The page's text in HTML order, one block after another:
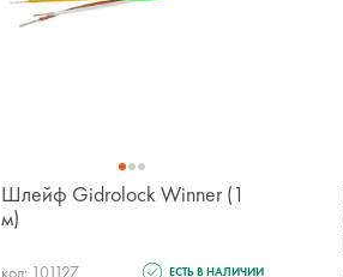
Шлейф Gidrolock Winner (1
м)
код: 101127 ЕСТЬ В НАЛИЧИИ